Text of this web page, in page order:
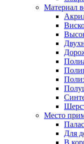
Материал
Место
Для
В